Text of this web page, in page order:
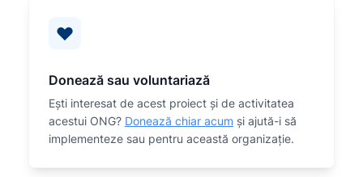
Donează sau voluntariază
Eşti interesat de acest proiect și de activitatea
acestui ONG? Donează chiar acum și ajută-i să
implementeze sau pentru această organizaţie.